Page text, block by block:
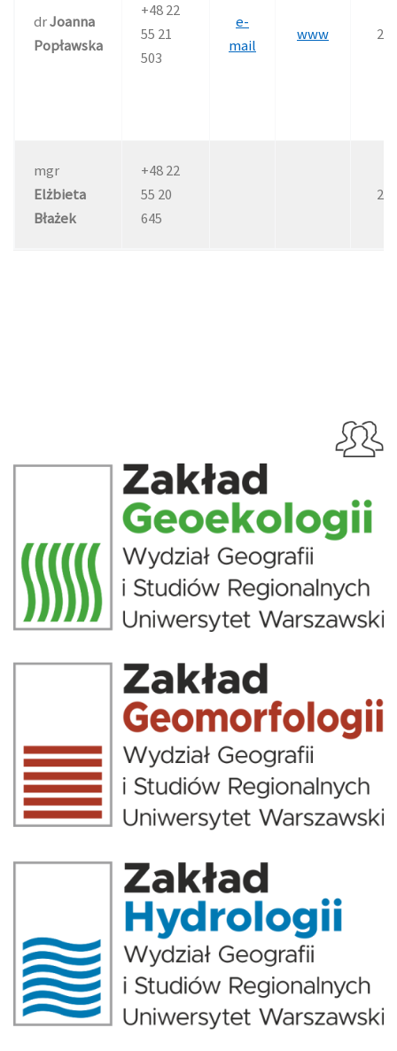
drJoanna
Popławska
+48 22
55 21
503
e-
mail
www 219
mgr
Elżbieta
Błażek
+48 22
55 20
645
218